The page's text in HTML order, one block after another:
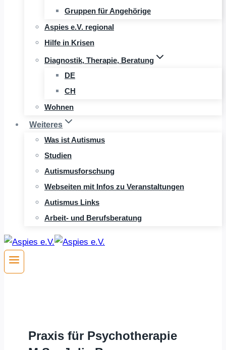
Gruppen für Angehörige
Aspies e.V. regional
Hilfe in Krisen
Diagnostik, Therapie, Beratung
DE
CH
Wohnen
Weiteres
Was ist Autismus
Studien
Autismusforschung
Webseiten mit Infos zu Veranstaltungen
Autismus Links
Arbeit- und Berufsberatung
Praxis für Psychotherapie